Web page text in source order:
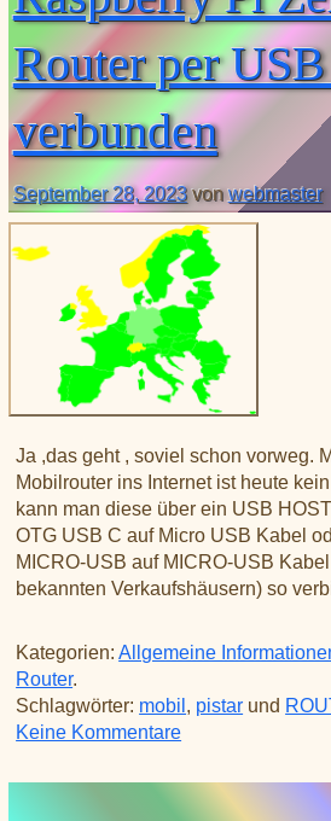
Liste aller Rubiken im DAPNET
BrandMeister Hose Line
CSS Tool (color party!)
DMR ID
YSFReflectors
Xreflector
IPSC2 Hotspot
deutsche Räume im Wires-X
XLX031
Download
Router per
verbunden
September 28, 2023 vonwebmaster
Ja ,das geht , soviel schon vorweg.
Mobilrouter ins Internet ist heute
kann man diese über ein USB
OTG USB C auf Micro USB Kabel
MICRO-USB auf MICRO-USB
bekannten Verkaufshäusern) so
Kategorien: Allgemeine
Router.
Schlagwörter: mobil , pistar und
Keine Kommentarezu Raspberry Pi